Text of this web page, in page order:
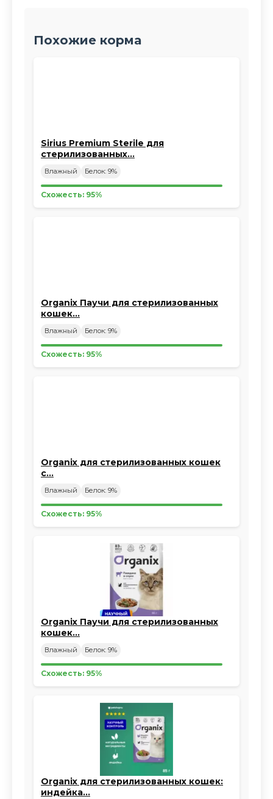
Похожие корма
Sirius Premium Sterile для
стерилизованных…
Влажный Белок: 9%
Схожесть: 95%
Organix Паучи для стерилизованных
кошек…
Влажный Белок: 9%
Схожесть: 95%
Organix для стерилизованных кошек
с…
Влажный Белок: 9%
Схожесть: 95%
Organix Паучи для стерилизованных
кошек…
Влажный Белок: 9%
Схожесть: 95%
Organix для стерилизованных кошек:
индейка…